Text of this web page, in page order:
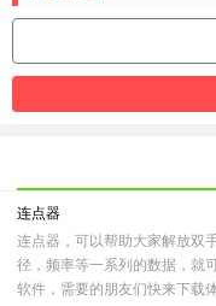
连点器
连点器，可以帮助大家解放双
径，频率等一系列的数据，就
软件，需要的朋友们快来下载